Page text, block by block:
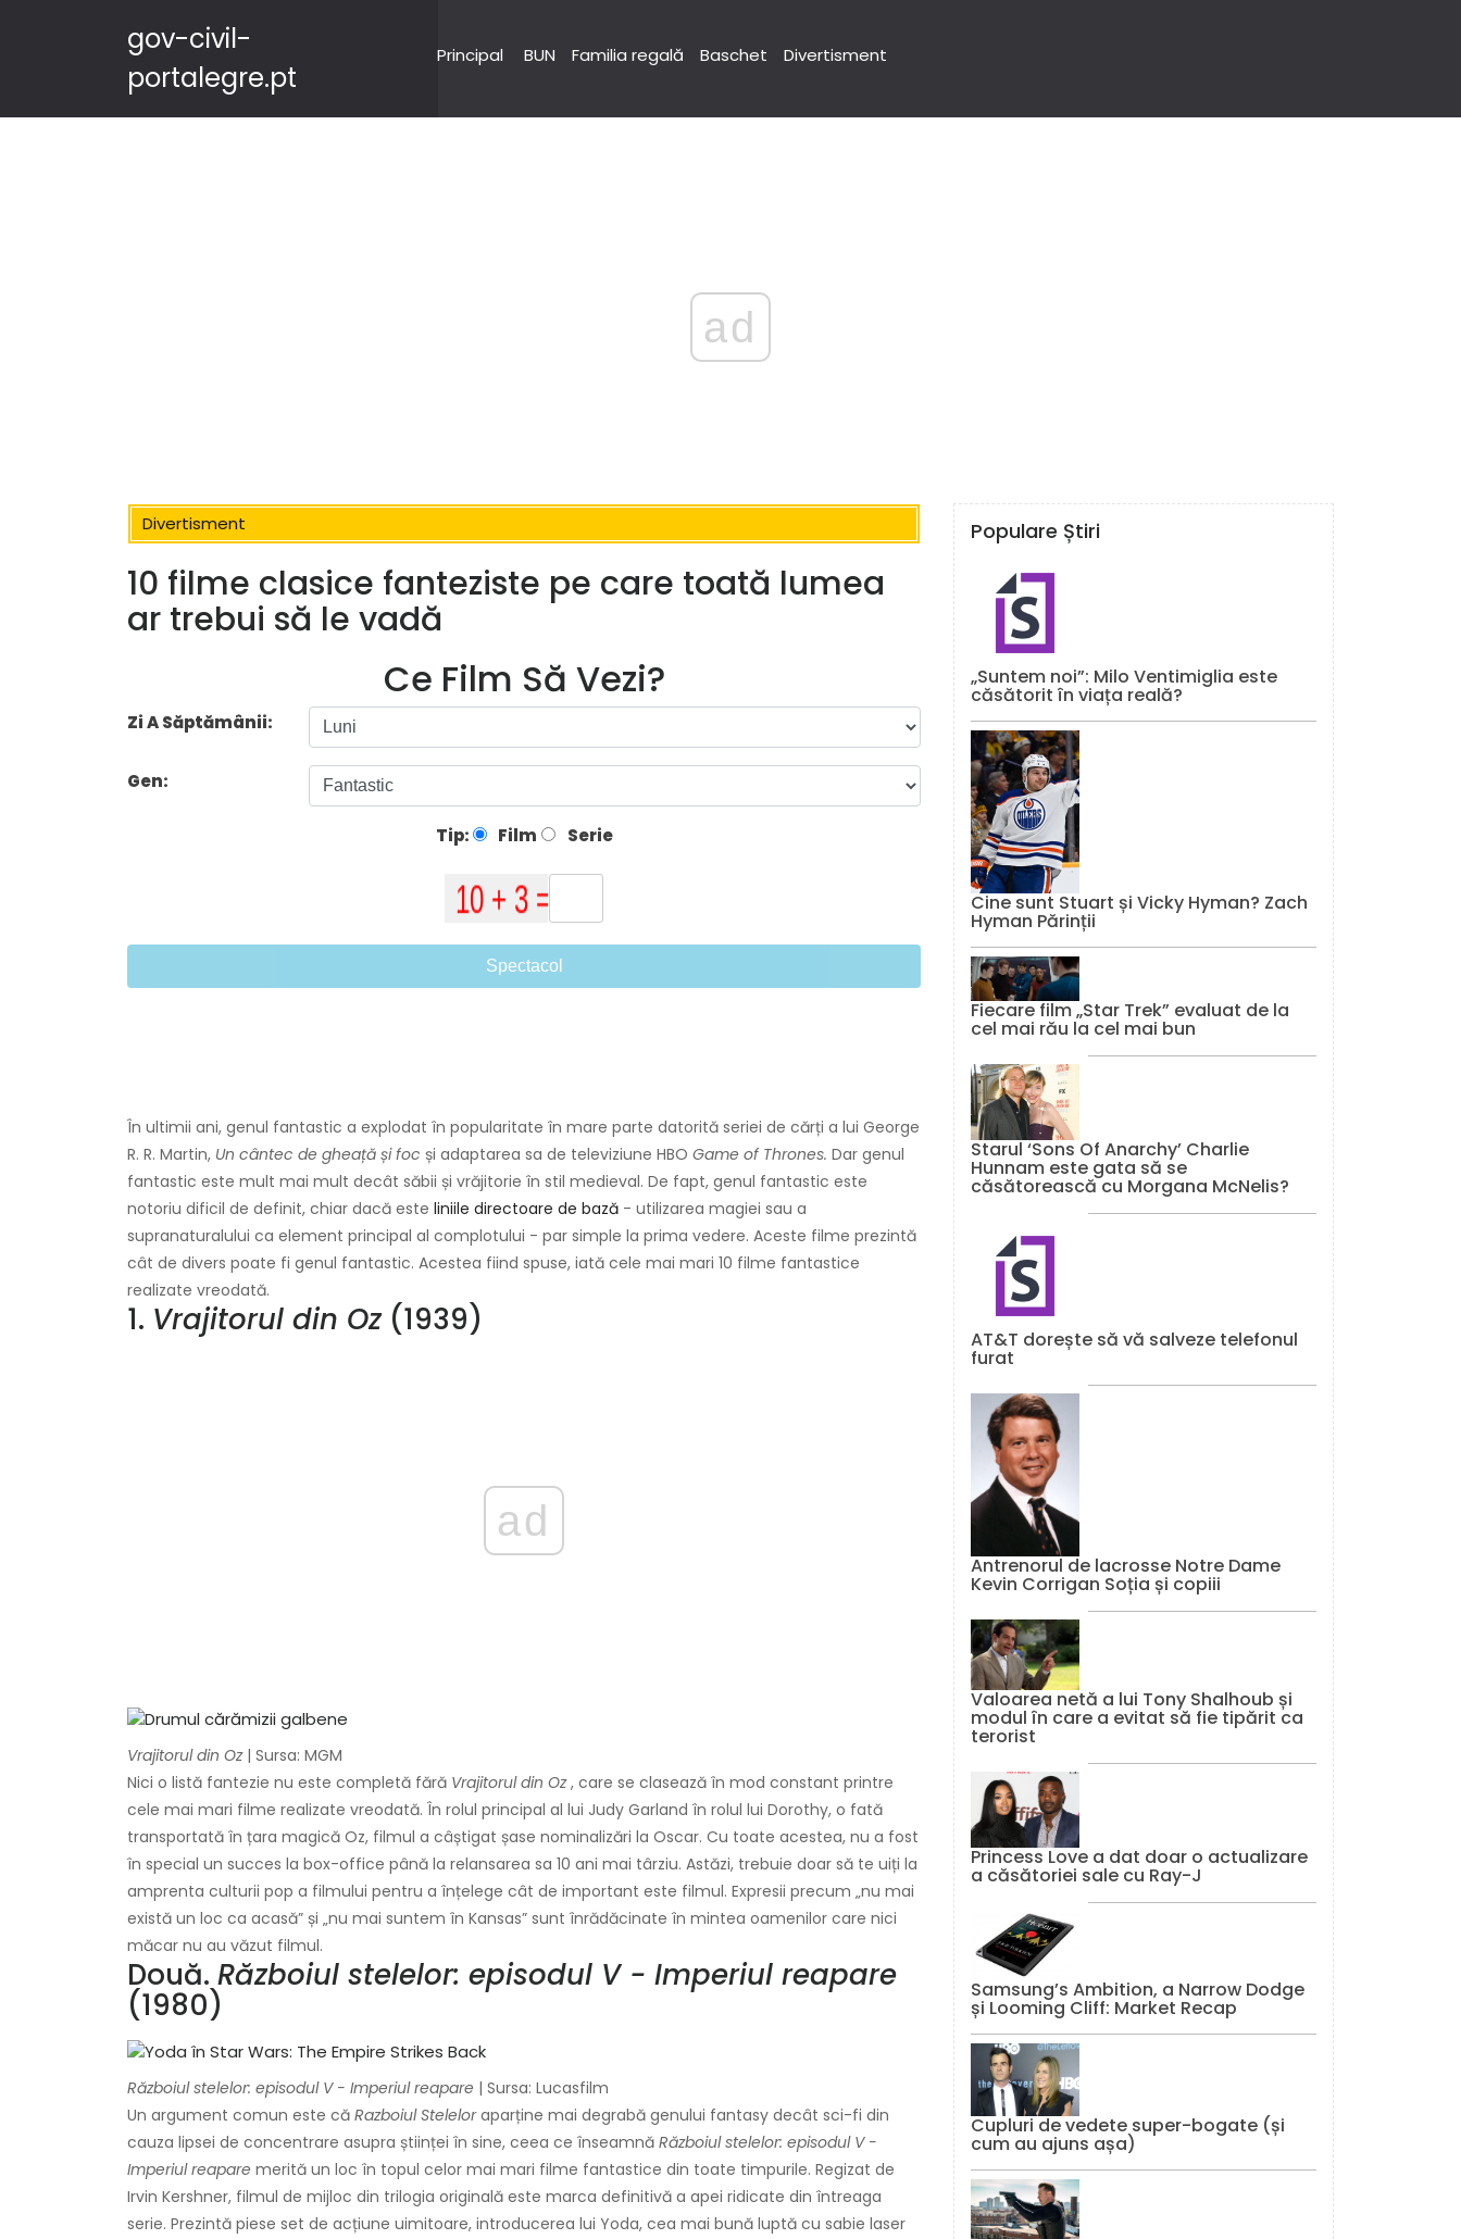
gov-civil-
portalegre.pt
Principal BUN Familia regală Baschet Divertisment
ad
Divertisment
10 filme clasice fanteziste pe care toată lumea
ar trebui să le vadă
Ce Film Să Vezi?
Zi A Săptămânii:
Gen:
Tip: Film Serie
Spectacol
În ultimii ani, genul fantastic a explodat în popularitate în mare parte datorită seriei de cărți a lui George
R. R. Martin, Un cântec de gheață și foc și adaptarea sa de televiziune HBO Game of Thrones. Dar genul
fantastic este mult mai mult decât săbii și vrăjitorie în stil medieval. De fapt, genul fantastic este
notoriu dificil de definit, chiar dacă este liniile directoare de bază - utilizarea magiei sau a
supranaturalului ca element principal al complotului - par simple la prima vedere. Aceste filme prezintă
cât de divers poate fi genul fantastic. Acestea fiind spuse, iată cele mai mari 10 filme fantastice
realizate vreodată.
1. Vrajitorul din Oz(1939)
ad
Vrajitorul din Oz| Sursa: MGM
Nici o listă fantezie nu este completă fără Vrajitorul din Oz, care se clasează în mod constant printre
cele mai mari filme realizate vreodată. În rolul principal al lui Judy Garland în rolul lui Dorothy, o fată
transportată în țara magică Oz, filmul a câștigat șase nominalizări la Oscar. Cu toate acestea, nu a fost
în special un succes la box-office până la relansarea sa 10 ani mai târziu. Astăzi, trebuie doar să te uiți la
amprenta culturii pop a filmului pentru a înțelege cât de important este filmul. Expresii precum „nu mai
există un loc ca acasă” și „nu mai suntem în Kansas” sunt înrădăcinate în mintea oamenilor care nici
măcar nu au văzut filmul.
Două. Războiul stelelor: episodul V - Imperiul reapare
(1980)
Războiul stelelor: episodul V - Imperiul reapare | Sursa: Lucasfilm
Un argument comun este că Razboiul Steleloraparține mai degrabă genului fantasy decât sci-fi din
cauza lipsei de concentrare asupra științei în sine, ceea ce înseamnă Războiul stelelor: episodul V -
Imperiul reapare merită un loc în topul celor mai mari filme fantastice din toate timpurile. Regizat de
Irvin Kershner, filmul de mijloc din trilogia originală este marca definitivă a apei ridicate din întreaga
serie. Prezintă piese set de acțiune uimitoare, introducerea lui Yoda, cea mai bună luptă cu sabie laser
Populare Știri
„Suntem noi”: Milo Ventimiglia este
căsătorit în viața reală?
Cine sunt Stuart și Vicky Hyman? Zach
Hyman Părinții
Fiecare film „Star Trek” evaluat de la
cel mai rău la cel mai bun
Starul ‘Sons Of Anarchy’ Charlie
Hunnam este gata să se
căsătorească cu Morgana McNelis?
AT&T dorește să vă salveze telefonul
furat
Antrenorul de lacrosse Notre Dame
Kevin Corrigan Soția și copiii
Valoarea netă a lui Tony Shalhoub și
modul în care a evitat să fie tipărit ca
terorist
Princess Love a dat doar o actualizare
a căsătoriei sale cu Ray-J
Samsung’s Ambition, a Narrow Dodge
și Looming Cliff: Market Recap
Cupluri de vedete super-bogate (și
cum au ajuns așa)